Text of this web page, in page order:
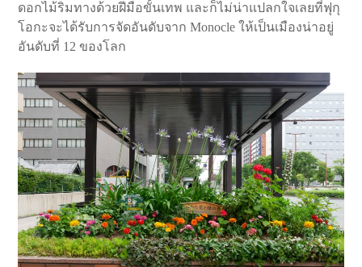
ดอกไม้ริมทางด้วยฝีมือขั้นเทพ และก็ไม่น่าแปลกใจเลยที่ฟุกุ
โอกะจะได้รับการจัดอันดับจาก Monocle ให้เป็นเมืองน่าอยู่
อันดับที่ 12 ของโลก